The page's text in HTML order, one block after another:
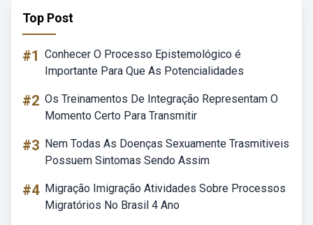
Top Post
#1 Conhecer O Processo Epistemológico é
Importante Para Que As Potencialidades
#2 Os Treinamentos De Integração Representam O
Momento Certo Para Transmitir
#3 Nem Todas As Doenças Sexuamente Trasmitiveis
Possuem Sintomas Sendo Assim
#4 Migração Imigração Atividades Sobre Processos
Migratórios No Brasil 4 Ano